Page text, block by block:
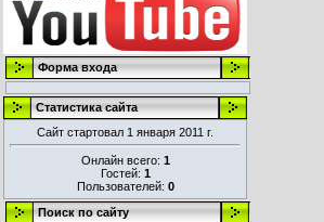
Форма входа
Статистика сайта
Сайт стартовал 1 января 2011 г.
Онлайн всего: 1
Гостей: 1
Пользователей: 0
Поиск по сайту